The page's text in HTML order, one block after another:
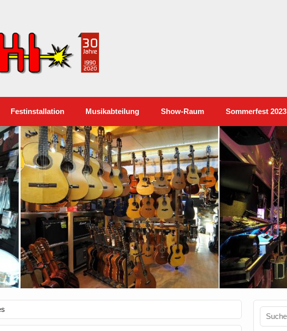
und Vermietung – Firma Labicki Elsterwerda seit 30 Jahren
Festinstallation Musikabteilung Show-Raum Sommerfest 2023